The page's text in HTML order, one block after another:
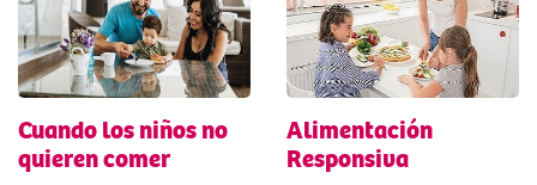
Cuando los niños no
quieren comer
Alimentación
Responsiva